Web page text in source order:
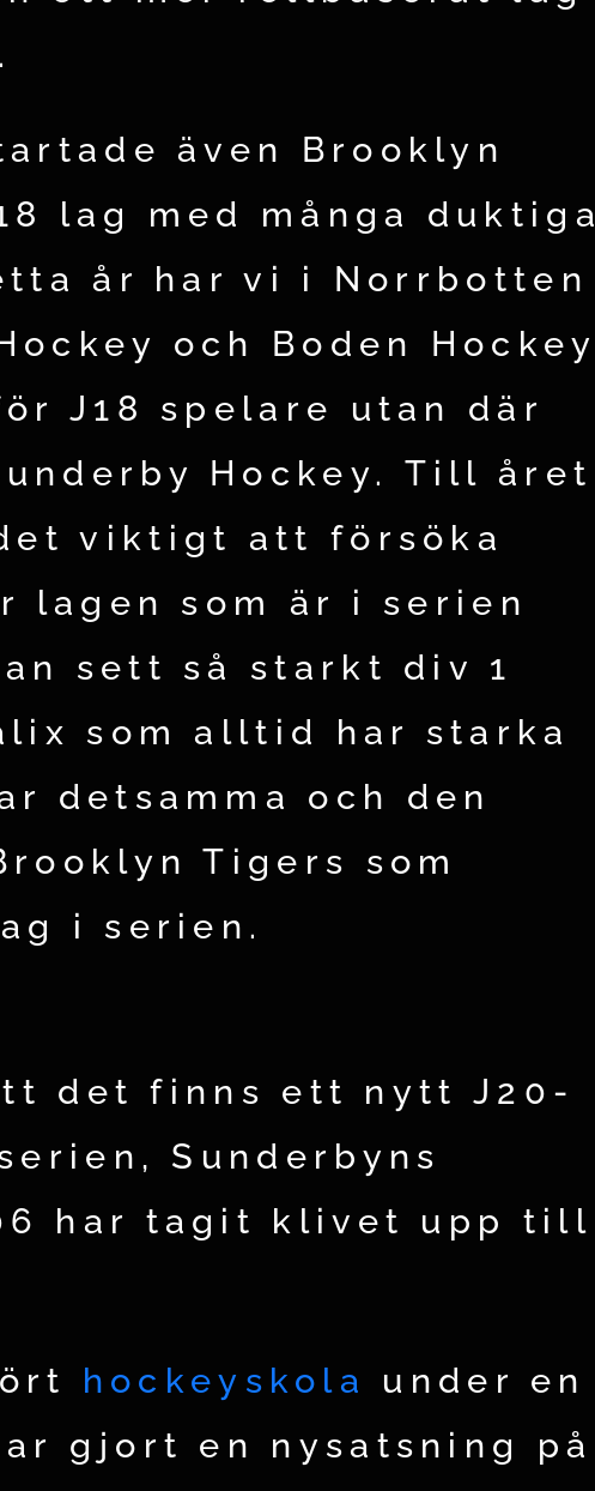
även Brooklyn
lag med många duktiga
år har vi i Norrbotten
och Boden Hockey
J18 spelare utan där
Hockey. Till året
viktigt att försöka
lagen som är i serien
sett så starkt div 1
som alltid har starka
detsamma och den
Tigers som
i serien.
det finns ett nytt J20-
Sunderbyns
har tagit klivet upp till
hockeyskola
under en
gjort en nysatsning på